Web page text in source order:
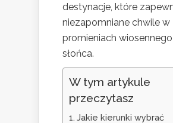
destynacje, które
niezapomniane chwile w
promieniach wiosennego
słońca.
W tym artykule
przeczytasz
Jakie kierunki wybrać